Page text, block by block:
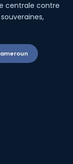
centrale contre